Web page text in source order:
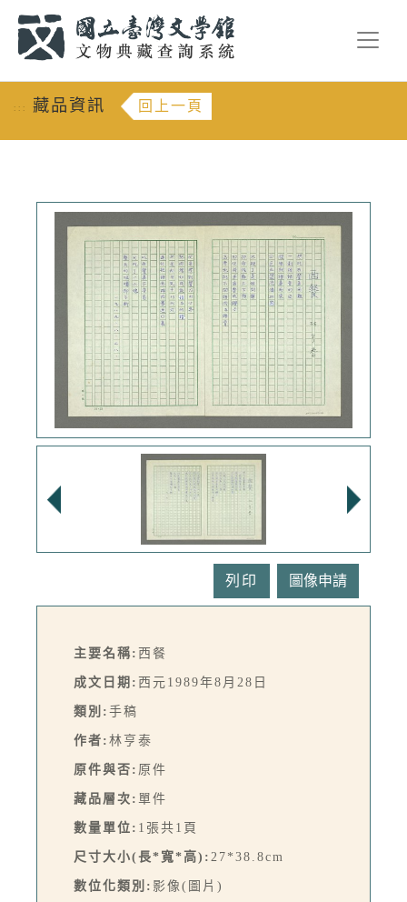
::: 藏品資訊 回上一頁
列印
主要名稱: 西餐
成文日期: 西元1989年8月28日
類別: 手稿
作者: 林亨泰
原件與否: 原件
藏品層次: 單件
數量單位: 1張共1頁
尺寸大小(長*寬*高): 27*38.8cm
數位化類別: 影像(圖片)